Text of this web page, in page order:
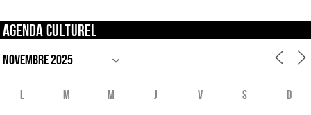
Agenda culturel
L M M J V S D